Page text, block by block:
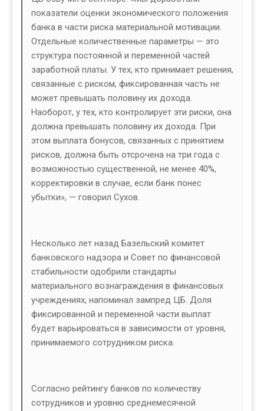
показатели оценки экономического положения
банка в части риска материальной мотивации.
Отдельные количественные параметры — это
структура постоянной и переменной частей
заработной платы. У тех, кто принимает решения,
связанные с риском, фиксированная часть не
может превышать половину их дохода.
Наоборот, у тех, кто контролирует эти риски, она
должна превышать половину их дохода. При
этом выплата бонусов, связанных с принятием
рисков, должна быть отсрочена на три года с
возможностью существенной, не менее 40%,
корректировки в случае, если банк понес
убытки», — говорил Сухов.
Несколько лет назад Базельский комитет
банковского надзора и Совет по финансовой
стабильности одобрили стандарты
материального вознаграждения в финансовых
учреждениях, напоминал зампред ЦБ. Доля
фиксированной и переменной части выплат
будет варьироваться в зависимости от уровня,
принимаемого сотрудником риска.
Согласно рейтингу банков по количеству
сотрудников и уровню среднемесячной